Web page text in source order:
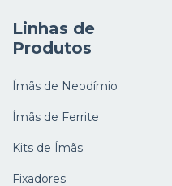
Linhas de
Produtos
Ímãs de Neodímio
Ímãs de Ferrite
Kits de Ímãs
Fixadores